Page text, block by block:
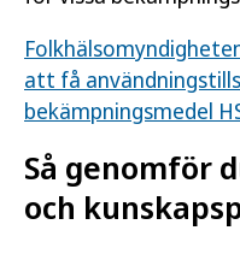
att få
bekämpningsmedel
Så genomför
och